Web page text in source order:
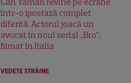
într-o ipostază complet
diferită. Actorul joacă un
avocat în noul serial „Bro”,
filmat în Italia
VEDETE STRĂINE